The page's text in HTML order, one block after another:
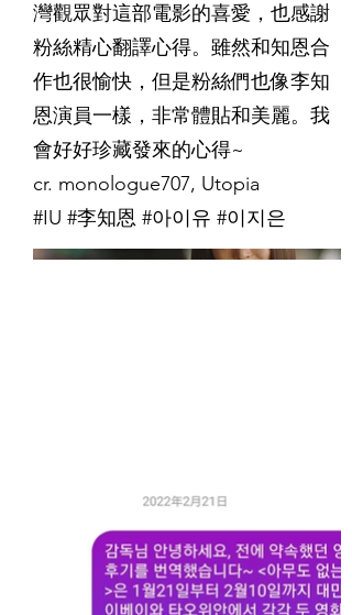
灣觀眾對這部電影的喜愛，也感謝
粉絲精心翻譯心得。雖然和知恩合
作也很愉快，但是粉絲們也像李知
恩演員一樣，非常體貼和美麗。我
會好好珍藏發來的心得~
cr. monologue707, Utopia
#IU #李知恩 #아이유 #이지은